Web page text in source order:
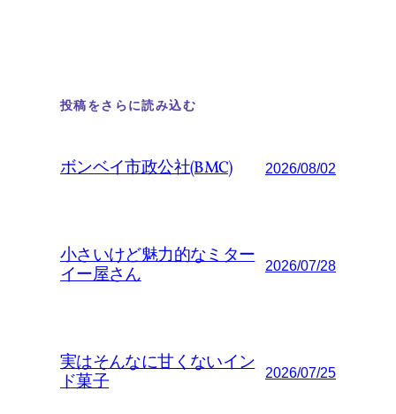
投稿をさらに読み込む
ボンベイ市政公社(BMC) 2026/08/02
小さいけど魅力的なミター
イー屋さん
2026/07/28
実はそんなに甘くないイン
ド菓子
2026/07/25